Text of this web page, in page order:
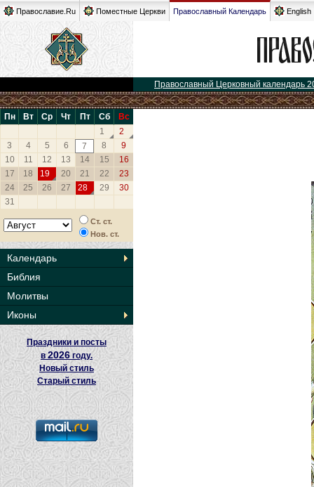
Православие.Ru Поместные Церкви Православный Календарь English
Православный Церковный календарь
Пн Вт Ср Чт Пт Сб
Вс
1
2
3
4 5 6 7 8
9
10
11 12 13 14 15
16
17
18 19 20 21 22
23
24
25 26 27 28 29
30
31
Ст. ст.
Нов. ст.
Календарь
Библия
Молитвы
Иконы
Праздники и посты
в2026 году.
Новый стиль
Старый стиль